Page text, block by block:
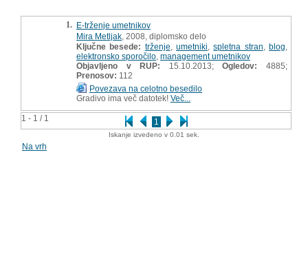
1 - 1 / 1 1
1. E-trženje umetnikov
Mira Metljak , 2008, diplomsko delo
Ključne besede: trženje ,umetniki ,spletna stran ,blog
elektronsko sporočilo management umetnikov
Objavljeno v RUP: 15.10.2013;Ogledov:
4885;
Prenosov: 112
Povezava na celotno besedilo
Gradivo ima več datotek! Več...
Iskanje izvedeno v 0.01 sek.
Na vrh